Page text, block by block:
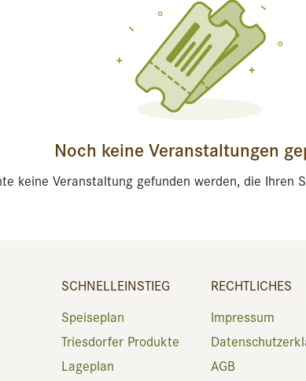
Noch keine Veranstaltungen
keine Veranstaltung gefunden werden, die Ihren
SCHNELLEINSTIEG
Speiseplan
Triesdorfer Produkte
Lageplan
RECHTLICHES
Impressum
AGB